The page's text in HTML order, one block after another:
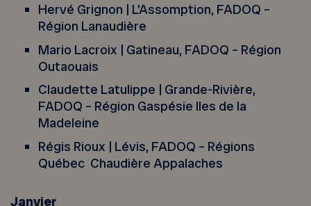
Hervé Grignon | L’Assomption, FADOQ –
Région Lanaudière
Mario Lacroix | Gatineau, FADOQ – Région
Outaouais
Claudette Latulippe | Grande-Rivière,
FADOQ – Région Gaspésie Iles de la
Madeleine
Régis Rioux | Lévis, FADOQ – Régions
Québec Chaudière Appalaches
Janvier